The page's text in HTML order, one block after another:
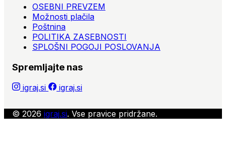
OSEBNI PREVZEM
Možnosti plačila
Poštnina
POLITIKA ZASEBNOSTI
SPLOŠNI POGOJI POSLOVANJA
Spremljajte nas
igraj.si igraj.si
© 2026 igraj.si. Vse pravice pridržane.